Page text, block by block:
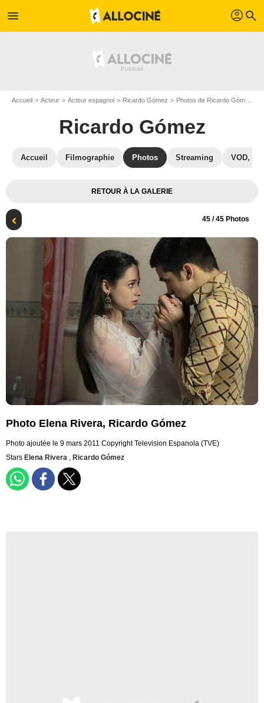
menu profil search
Accueil Acteur Acteur espagnol Ricardo Gómez Photos de Ricardo Gómez
Ricardo Gómez
Accueil Filmographie Photos Streaming VOD,
RETOUR À LA GALERIE
45 / 45 Photos
Photo Elena Rivera, Ricardo Gómez
Photo ajoutée le 9 mars 2011 Copyright Television Espanola (TVE)
Stars Elena Rivera , Ricardo Gómez